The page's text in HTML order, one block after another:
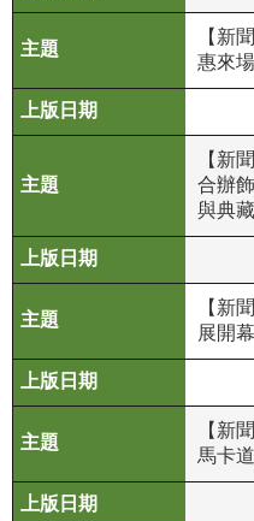
善
措
施
務
務
信
箱
網
站
覽
R
【新
惠來
【新
合辦
與典
【新
展開
【新
馬卡